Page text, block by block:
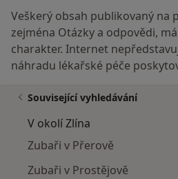
Veškerý obsah publikovaný na
zejména Otázky a odpovědi,
charakter. Internet
náhradu lékařské péče
Související vyhledávání
V okolí Zlína
Zubaři v Přerově
Zubaři v Prostějově